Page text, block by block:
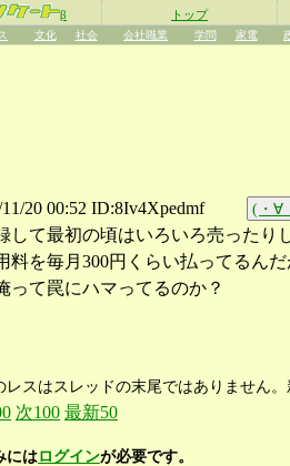
β トップ
文化 社会 会社職業 学問 家電
20 00:52 ID:8Iv4Xpedmf (・∀
して最初の頃はいろいろ売った
料を毎月300円くらい払ってるん
って罠にハマってるのか？
レスはスレッドの末尾ではありません
次100 最新50
にはログインが必要です。